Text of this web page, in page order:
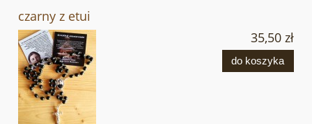
czarny z etui
35,50 zł
do koszyka